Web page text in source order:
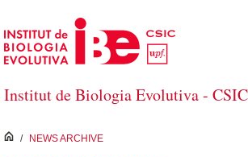
Salta al contingut principal
Institut de Biologia Evolutiva -
inici
/ NEWS ARCHIVE